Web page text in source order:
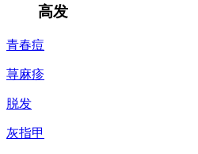
高发
青春痘
荨麻疹
脱发
灰指甲